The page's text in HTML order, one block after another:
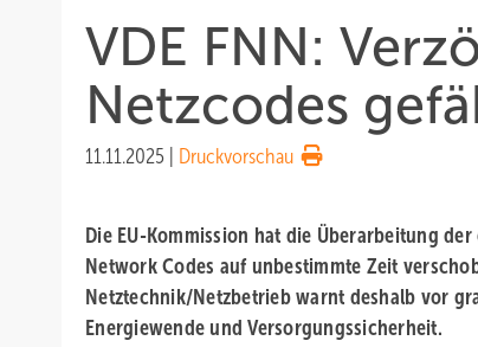
VDE FNN:
Netzcodes
11.11.2025 Druckvorschau
Die EU-Kommission hat die Überarbeitung
Network Codes auf unbestimmte Zeit
Netztechnik/Netzbetrieb warnt deshalb vor
Energiewende und Versorgungssicherheit.